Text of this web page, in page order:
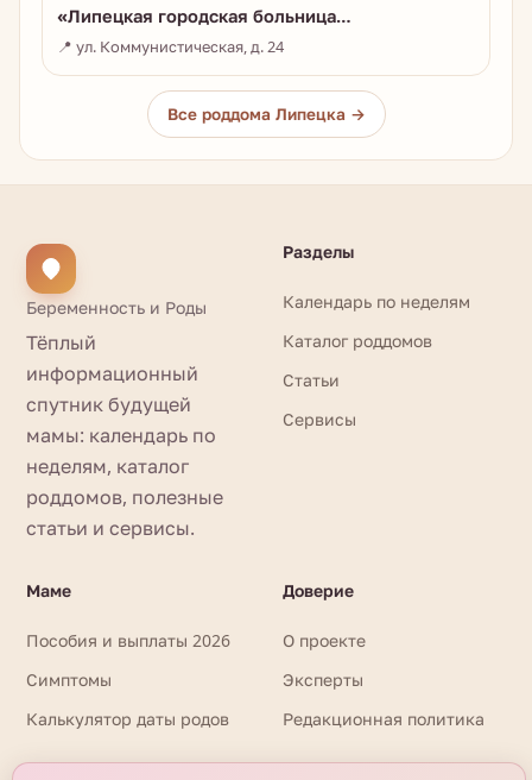
«Липецкая городская больница…
📍 ул. Коммунистическая, д. 24
Все роддома Липецка →
Беременность и Роды
Тёплый
информационный
спутник будущей
мамы: календарь по
неделям, каталог
роддомов, полезные
статьи и сервисы.
Разделы
Календарь по неделям
Каталог роддомов
Статьи
Сервисы
Маме
Пособия и выплаты 2026
Симптомы
Калькулятор даты родов
Доверие
О проекте
Эксперты
Редакционная политика